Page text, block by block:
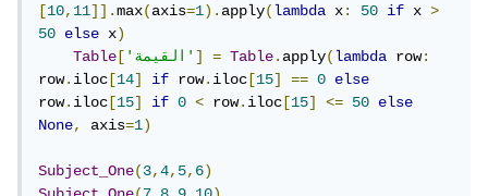
[10,11]].max(axis=1).apply(lambda x: 50 if x >
50
else x)
Table[ 'القيمة'] = Table.apply(lambda row:
row.iloc[14] if row.iloc[15] == 0
else
row.iloc[15] if 0 < row.iloc[15] <= 50
else
None, axis=1)
Subject_One(3,4,5,6)